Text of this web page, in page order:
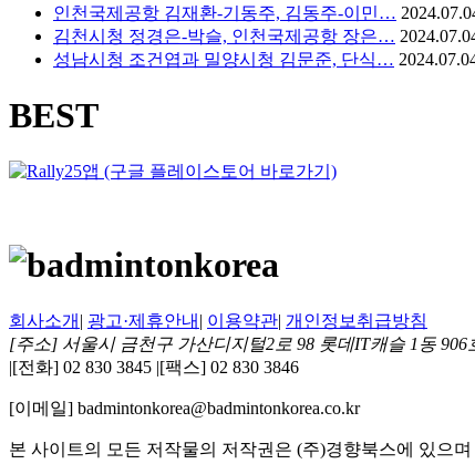
인천국제공항 김재환-기동주, 김동주-이민…
김천시청 정경은-박슬, 인천국제공항 장은…
성남시청 조건엽과 밀양시청 김문준, 단식…
BEST
회사소개 | 광고·제휴안내 | 이용약관| 개인정보취급방침
[주소] 서울시 금천구 가산디지털2로 98 롯데IT캐슬 1동 906
|[전화] 02 830 3845 |[팩스] 02 830 3846
[이메일] badmintonkorea@badmintonkorea.co.kr
본 사이트의 모든 저작물의 저작권은 (주)경향북스에 있으